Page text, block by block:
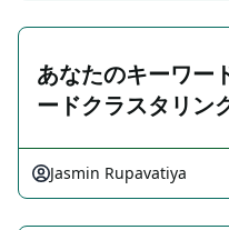
あなたのキーワー
ードクラスタリン
Jasmin Rupavatiya